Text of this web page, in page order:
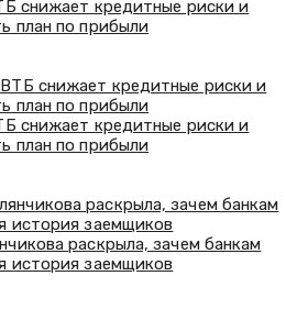
снижает кредитные риски и
план по прибыли
снижает кредитные риски и
план по прибыли
раскрыла, зачем банкам
история заемщиков